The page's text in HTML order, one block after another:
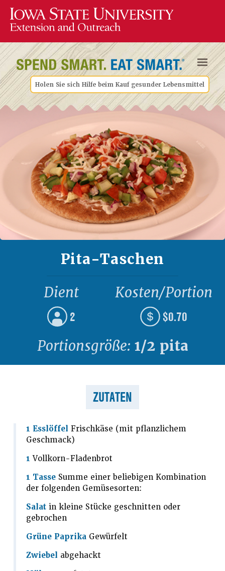
Holen Sie sich Hilfe beim Kauf gesunder Lebensmittel
Pita-Taschen
Dient
2
Kosten/Portion
$0.70
Portionsgröße: 1/2 pita
ZUTATEN
1 Esslöffel Frischkäse (mit pflanzlichem
Geschmack)
1Vollkorn-Fladenbrot
1 Tasse Summe einer beliebigen Kombination
der folgenden Gemüsesorten:
Salat in kleine Stücke geschnitten oder
gebrochen
Grüne Paprika Gewürfelt
Zwiebel abgehackt